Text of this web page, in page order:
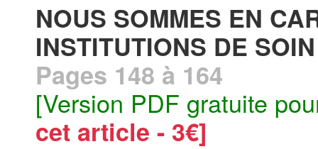
NOUS SOMMES EN
INSTITUTIONS DE
Pages 148 à 164
[Version PDF gratuite
cet article - 3€]